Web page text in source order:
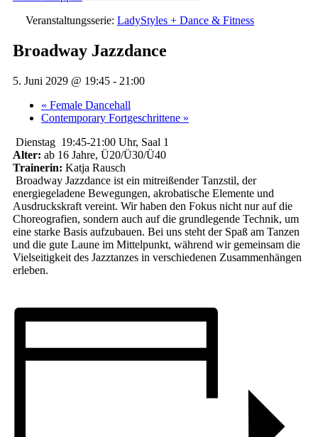
Veranstaltungsserie: LadyStyles + Dance & Fitness
Broadway Jazzdance
5. Juni 2029 @ 19:45 - 21:00
« Female Dancehall
Contemporary Fortgeschrittene »
Dienstag 19:45-21:00 Uhr, Saal 1
Alter: ab 16 Jahre, Ü20/Ü30/Ü40
Trainerin: Katja Rausch
Broadway Jazzdance ist ein mitreißender Tanzstil, der
energiegeladene Bewegungen, akrobatische Elemente und
Ausdruckskraft vereint. Wir haben den Fokus nicht nur auf die
Choreografien, sondern auch auf die grundlegende Technik, um
eine starke Basis aufzubauen. Bei uns steht der Spaß am Tanzen
und die gute Laune im Mittelpunkt, während wir gemeinsam die
Vielseitigkeit des Jazztanzes in verschiedenen Zusammenhängen
erleben.